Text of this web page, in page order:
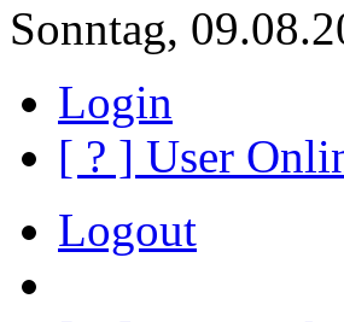
Sonntag,
Login
[ ? ] User
Logout